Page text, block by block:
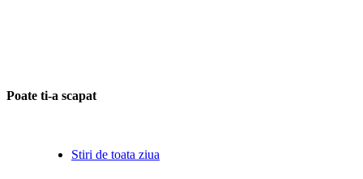
Poate ti-a scapat
Stiri de toata ziua